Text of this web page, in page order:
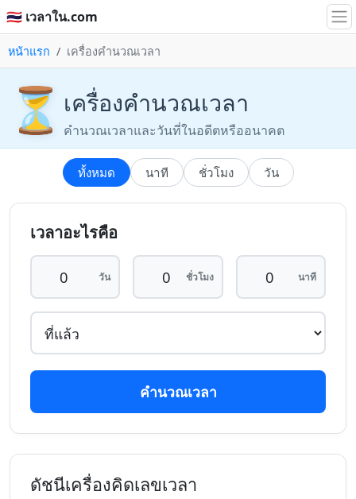
🇹🇭 เวลาใน.com
หน้าแรก เครื่องคำนวณเวลา
⏳ เครื่องคำนวณเวลา
คำนวณเวลาและวันที่ในอดีตหรืออนาคต
ทั้งหมด นาที ชั่วโมง วัน
เวลาอะไรคือ
วัน ชั่วโมง นาที
คำนวณเวลา
ดัชนีเครื่องคิดเลขเวลา